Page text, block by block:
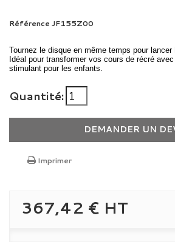
Référence JF155Z00
Tournez le disque en même temps pour lancer
Idéal pour transformer vos cours de récré
stimulant pour les enfants.
Quantité:
DEMANDER UN
Imprimer
367,42 € HT